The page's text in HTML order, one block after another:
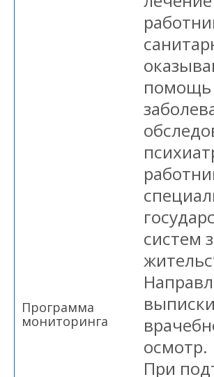
Программа
мониторинга
помощь
систем
осмотр.
При